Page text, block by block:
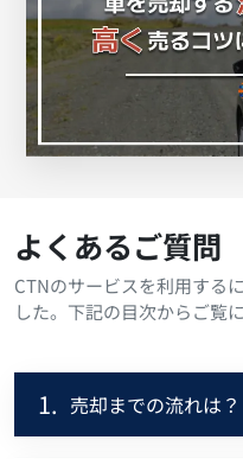
よくあるご質問
CTNのサービスを利用する
した。下記の目次からご覧
1. 売却までの流れは？